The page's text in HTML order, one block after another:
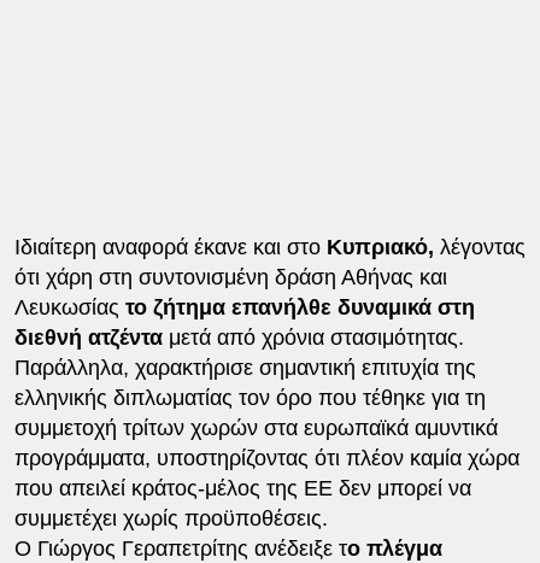
Ιδιαίτερη αναφορά έκανε και στο Κυπριακό, λέγοντας
ότι χάρη στη συντονισμένη δράση Αθήνας και
Λευκωσίας το ζήτημα επανήλθε δυναμικά στη
διεθνή ατζένταμετά από χρόνια στασιμότητας.
Παράλληλα, χαρακτήρισε σημαντική επιτυχία της
ελληνικής διπλωματίας τον όρο που τέθηκε για τη
συμμετοχή τρίτων χωρών στα ευρωπαϊκά αμυντικά
προγράμματα, υποστηρίζοντας ότι πλέον καμία χώρα
που απειλεί κράτος-μέλος της ΕΕ δεν μπορεί να
συμμετέχει χωρίς προϋποθέσεις.
Ο Γιώργος Γεραπετρίτης ανέδειξε το πλέγμα